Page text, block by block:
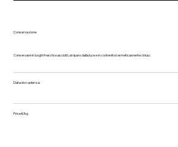
Conservazione
Conservare in luoghi freschi e asciutti, al riparo dalla luce e in contenitori ermeticamente chiusi.
Data di scadenza.
Price €/kg